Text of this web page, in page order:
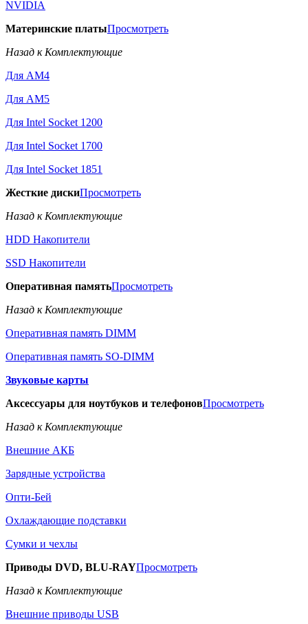
NVIDIA
Материнские платыПросмотреть
Назад к Комплектующие
Для AM4
Для AM5
Для Intel Socket 1200
Для Intel Socket 1700
Для Intel Socket 1851
Жесткие дискиПросмотреть
Назад к Комплектующие
HDD Накопители
SSD Накопители
Оперативная памятьПросмотреть
Назад к Комплектующие
Оперативная память DIMM
Оперативная память SO-DIMM
Звуковые карты
Аксессуары для ноутбуков и телефоновПросмотреть
Назад к Комплектующие
Внешние АКБ
Зарядные устройства
Опти-Бей
Охлаждающие подставки
Сумки и чехлы
Приводы DVD, BLU-RAYПросмотреть
Назад к Комплектующие
Внешние приводы USB